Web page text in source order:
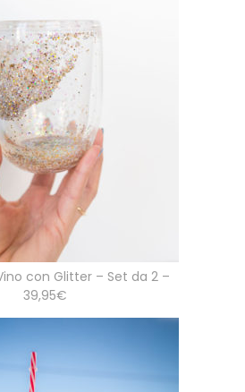
con Glitter – Set da 2 –
39,95€